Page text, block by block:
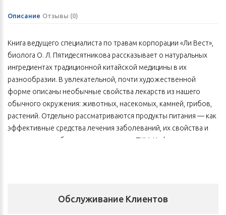
Описание Отзывы (0)
Книга ведущего специалиста по травам корпорации «Ли Вест»,
биолога О. Л. Пятидесятникова рассказывает о натуральных
ингредиентах традиционной китайской медицины в их
разнообразии. В увлекательной, почти художественной
форме описаны необычные свойства лекарств из нашего
обычного окружения: животных, насекомых, камней, грибов,
растений. Отдельно рассматриваются продукты питания — как
эффективные средства лечения заболеваний, их свойства и
правила употребления с точки зрения ТКМ. Информация
Формат А5, 100 стр.Обслуживание Клиентов